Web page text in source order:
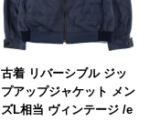
古着 リバーシブル ジッ
プアップジャケット メン
ズL相当 ヴィンテージ /e